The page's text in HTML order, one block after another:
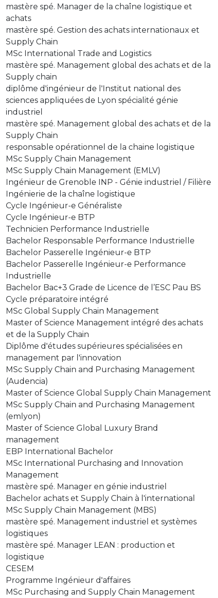
mastère spé. Manager de la chaîne logistique et
achats
mastère spé. Gestion des achats internationaux et
Supply Chain
MSc International Trade and Logistics
mastère spé. Management global des achats et de la
Supply chain
diplôme d'ingénieur de l'Institut national des
sciences appliquées de Lyon spécialité génie
industriel
mastère spé. Management global des achats et de la
Supply Chain
responsable opérationnel de la chaine logistique
MSc Supply Chain Management
MSc Supply Chain Management (EMLV)
Ingénieur de Grenoble INP - Génie industriel / Filière
Ingénierie de la chaîne logistique
Cycle Ingénieur-e Généraliste
Cycle Ingénieur-e BTP
Technicien Performance Industrielle
Bachelor Responsable Performance Industrielle
Bachelor Passerelle Ingénieur-e BTP
Bachelor Passerelle Ingénieur-e Performance
Industrielle
Bachelor Bac+3 Grade de Licence de l’ESC Pau BS
Cycle préparatoire intégré
MSc Global Supply Chain Management
Master of Science Management intégré des achats
et de la Supply Chain
Diplôme d'études supérieures spécialisées en
management par l'innovation
MSc Supply Chain and Purchasing Management
(Audencia)
Master of Science Global Supply Chain Management
MSc Supply Chain and Purchasing Management
(emlyon)
Master of Science Global Luxury Brand
management
EBP International Bachelor
MSc International Purchasing and Innovation
Management
mastère spé. Manager en génie industriel
Bachelor achats et Supply Chain à l'international
MSc Supply Chain Management (MBS)
mastère spé. Management industriel et systèmes
logistiques
mastère spé. Manager LEAN : production et
logistique
CESEM
Programme Ingénieur d'affaires
MSc Purchasing and Supply Chain Management